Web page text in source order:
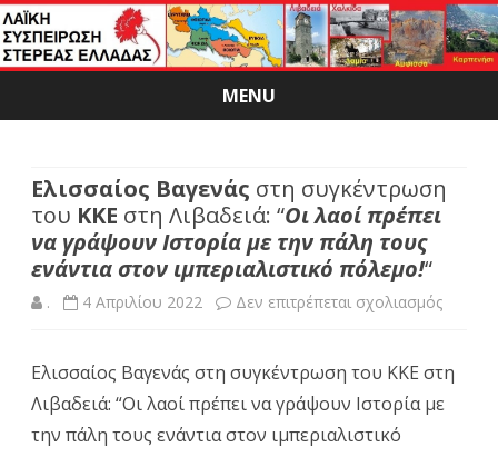
MENU
Skip
Ελισσαίος Βαγενάς στη συγκέντρωση
του ΚΚΕ στη Λιβαδειά: “Οι λαοί πρέπει
να γράψουν Ιστορία με την πάλη τους
ενάντια στον ιμπεριαλιστικό πόλεμο!“
. 4 Απριλίου 2022 Δεν επιτρέπεται σχολιασμόςστο
στη
Ελισσαίος Βαγενάς στη συγκέντρωση του ΚΚΕ στη
Λιβαδειά: “Οι λαοί πρέπει να γράψουν Ιστορία με
την πάλη τους ενάντια στον ιμπεριαλιστικό